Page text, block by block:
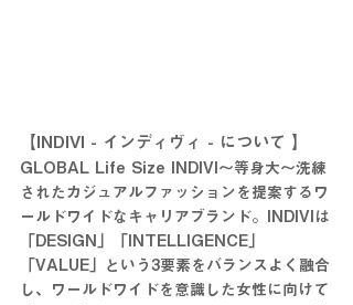
【INDIVI - インディヴィ - について 】
GLOBAL Life Size INDIVI～等身大～洗練
されたカジュアルファッションを提案するワ
ールドワイドなキャリアブランド。INDIVIは
「DESIGN」「INTELLIGENCE」
「VALUE」という3要素をバランスよく融合
し、ワールドワイドを意識した女性に向けて